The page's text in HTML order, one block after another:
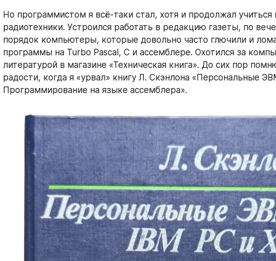
Но программистом я всё-таки стал, хотя и продолжал учиться
радиотехники. Устроился работать в редакцию газеты, по
порядок компьютеры, которые довольно часто глючили и
программы на Turbo Pascal, C и ассемблере. Охотился за
литературой в магазине «Техническая книга». До сих пор
радости, когда я «урвал» книгу Л. Скэнлона «Персональные
Программирование на языке ассемблера».